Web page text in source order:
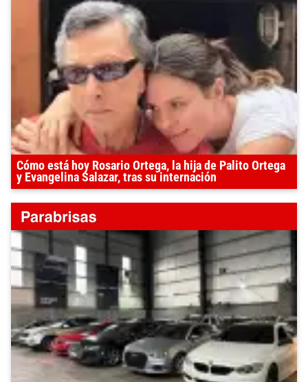
Cómo está hoy Rosario Ortega, la hija de Palito Ortega
y Evangelina Salazar, tras su internación